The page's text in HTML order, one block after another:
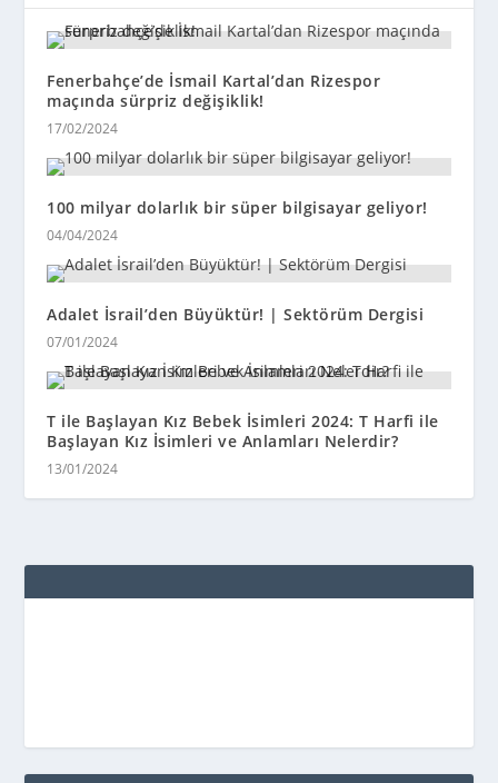
Fenerbahçe’de İsmail Kartal’dan Rizespor
maçında sürpriz değişiklik!
17/02/2024
100 milyar dolarlık bir süper bilgisayar geliyor!
04/04/2024
Adalet İsrail’den Büyüktür! | Sektörüm Dergisi
07/01/2024
T ile Başlayan Kız Bebek İsimleri 2024: T Harfi ile
Başlayan Kız İsimleri ve Anlamları Nelerdir?
13/01/2024